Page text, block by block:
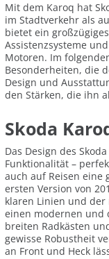
Mit dem Karoq hat
im Stadtverkehr als
bietet ein
Assistenzsysteme
Motoren. Im
Besonderheiten, die
Design und
den Stärken, die ihn
Skoda
Das Design des
Funktionalität –
auch auf Reisen eine
ersten Version von
klaren Linien und
einen modernen und
breiten Radkästen
gewisse Robustheit
an Front und Heck